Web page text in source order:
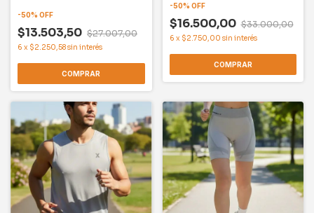
-50% OFF
$13.503,50 $27.007,00
6 x $2.250,58sin interés
COMPRAR
-50% OFF
$16.500,00 $33.000,00
6 x $2.750,00 sin interés
COMPRAR